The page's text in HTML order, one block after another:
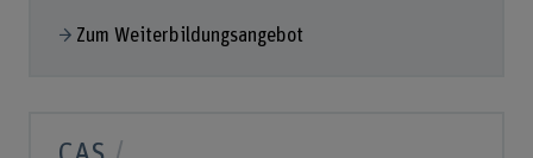
Zum Weiterbildungsangebot